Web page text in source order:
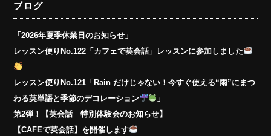
ブログ
「2026年夏季休業日のお知らせ」
レッスン便りNo.122「カフェで英会話」レッスンに参加しました
レッスン便りNo.121「Rain だけじゃない！今すぐ使える“雨”にまつ
わる英単語と季節のデコレーション
」
第2弾！【英会話 特別体験会のお知らせ】
【CAFEで英会話】を開催します